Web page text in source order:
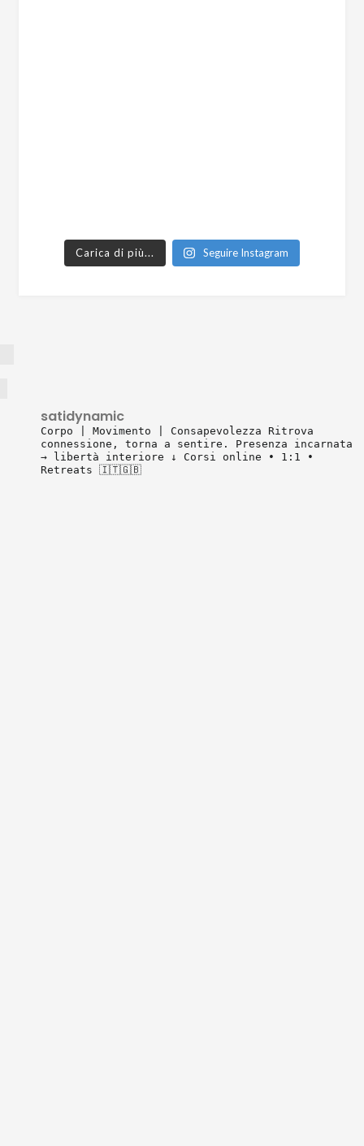
Carica di più... Seguire Instagram
satidynamic
Corpo | Movimento | Consapevolezza Ritrova
connessione, torna a sentire.
Presenza incarnata
→ libertà interiore ↓ Corsi online • 1:1 •
Retreats 🇮🇹🇬🇧